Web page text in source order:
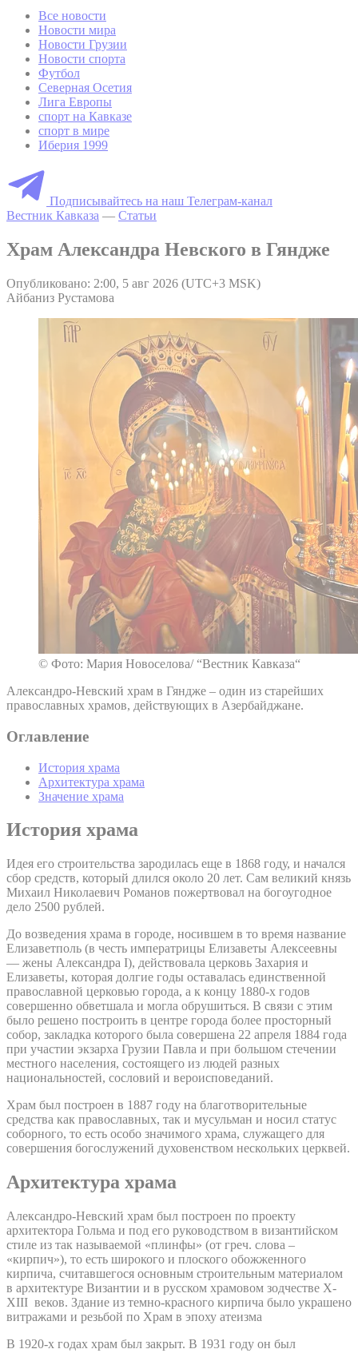
Все новости
Новости мира
Новости Грузии
Новости спорта
Футбол
Северная Осетия
Лига Европы
спорт на Кавказе
спорт в мире
Иберия 1999
Подписывайтесь на наш Телеграм-канал
Вестник Кавказа — Статьи
Храм Александра Невского в Гяндже
Опубликовано: 2:00, 5 авг 2026 (UTC+3 MSK)
Айбаниз Рустамова
© Фото: Мария Новоселова/ “Вестник Кавказа“
Александро-Невский храм в Гяндже – один из старейших
православных храмов, действующих в Азербайджане.
Оглавление
История храма
Архитектура храма
Значение храма
История храма
Идея его строительства зародилась еще в 1868 году, и начался
сбор средств, который длился около 20 лет. Сам великий князь
Михаил Николаевич Романов пожертвовал на богоугодное
дело 2500 рублей.
До возведения храма в городе, носившем в то время название
Елизаветполь (в честь императрицы Елизаветы Алексеевны
— жены Александра I), действовала церковь Захария и
Елизаветы, которая долгие годы оставалась единственной
православной церковью города, а к концу 1880-х годов
совершенно обветшала и могла обрушиться. В связи с этим
было решено построить в центре города более просторный
собор, закладка которого была совершена 22 апреля 1884 года
при участии экзарха Грузии Павла и при большом стечении
местного населения, состоящего из людей разных
национальностей, сословий и вероисповеданий.
Храм был построен в 1887 году на благотворительные
средства как православных, так и мусульман и носил статус
соборного, то есть особо значимого храма, служащего для
совершения богослужений духовенством нескольких церквей.
Архитектура храма
Александро-Невский храм был построен по проекту
архитектора Гольма и под его руководством в византийском
стиле из так называемой «плинфы» (от греч. слова –
«кирпич»), то есть широкого и плоского обожженного
кирпича, считавшегося основным строительным материалом
в архитектуре Византии и в русском храмовом зодчестве X-
XIII веков. Здание из темно-красного кирпича было украшено
витражами и резьбой по Храм в эпоху атеизма
В 1920-х годах храм был закрыт. В 1931 году он был